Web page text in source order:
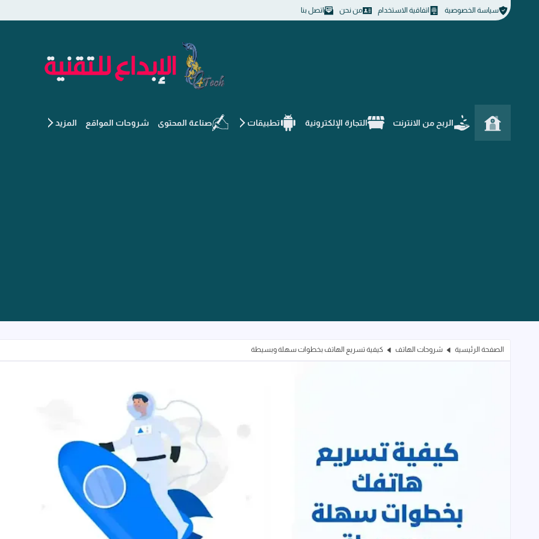
سياسة الخصوصية اتفاقية الاستخدام من نحن اتصل بنا
الإبداع للتقنية - جديد
الربح من الانترنت التجارة الإلكترونية تطبيقات صناعة المحتوى شروحات المواقع المزيد
الصفحة الرئيسية شروحات الهاتف كيفية تسريع الهاتف بخطوات سهلة وبسيطة
كيفية تسريع الهاتف بخطوات سهلة وبسيطة